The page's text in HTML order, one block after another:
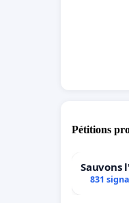
Pétitions
Sauvons
831